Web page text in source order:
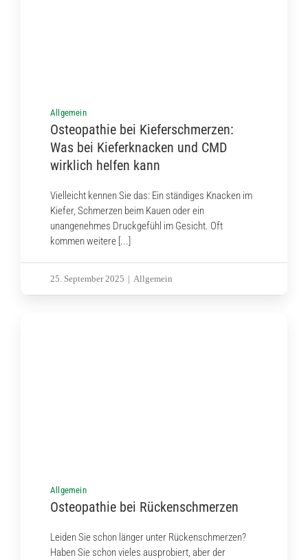
Allgemein
Osteopathie bei Kieferschmerzen:
Was bei Kieferknacken und CMD
wirklich helfen kann
Vielleicht kennen Sie das: Ein ständiges Knacken im
Kiefer, Schmerzen beim Kauen oder ein
unangenehmes Druckgefühl im Gesicht. Oft
kommen weitere [...]
25. September 2025 | Allgemein
Allgemein
Osteopathie bei Rückenschmerzen
Leiden Sie schon länger unter Rückenschmerzen?
Haben Sie schon vieles ausprobiert, aber der